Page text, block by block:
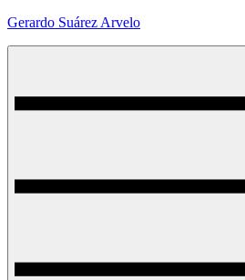
Skip
Gerardo Suárez Arvelo